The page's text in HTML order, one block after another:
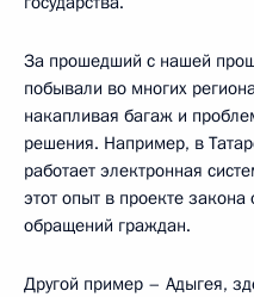
За прошедший с нашей
побывали во многих
накапливая багаж и
решения. Например, в
работает электронная
этот опыт в проекте
обращений граждан.
Другой пример – Адыгея,